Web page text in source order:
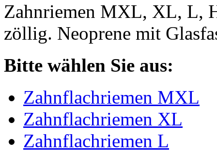
Zahnriemen MXL, XL, L,
zöllig. Neoprene mit
Bitte wählen Sie aus:
Zahnflachriemen MXL
Zahnflachriemen XL
Zahnflachriemen L